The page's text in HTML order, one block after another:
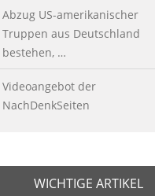
Abzug US-amerikanischer
Truppen aus Deutschland
bestehen, …
Videoangebot der
NachDenkSeiten
WICHTIGE ARTIKEL